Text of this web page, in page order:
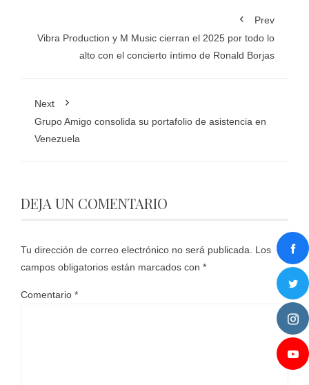
Prev
Vibra Production y M Music cierran el 2025 por todo lo
alto con el concierto íntimo de Ronald Borjas
Next
Grupo Amigo consolida su portafolio de asistencia en
Venezuela
DEJA UN COMENTARIO
Tu dirección de correo electrónico no será publicada.
Los
campos obligatorios están marcados con *
Comentario *